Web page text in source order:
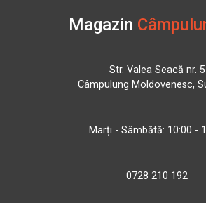
Magazin
Str. Valea Seacă nr. 5
Câmpulung Moldovenesc,
Marți - Sâmbătă: 10:00 -
0728 210 192